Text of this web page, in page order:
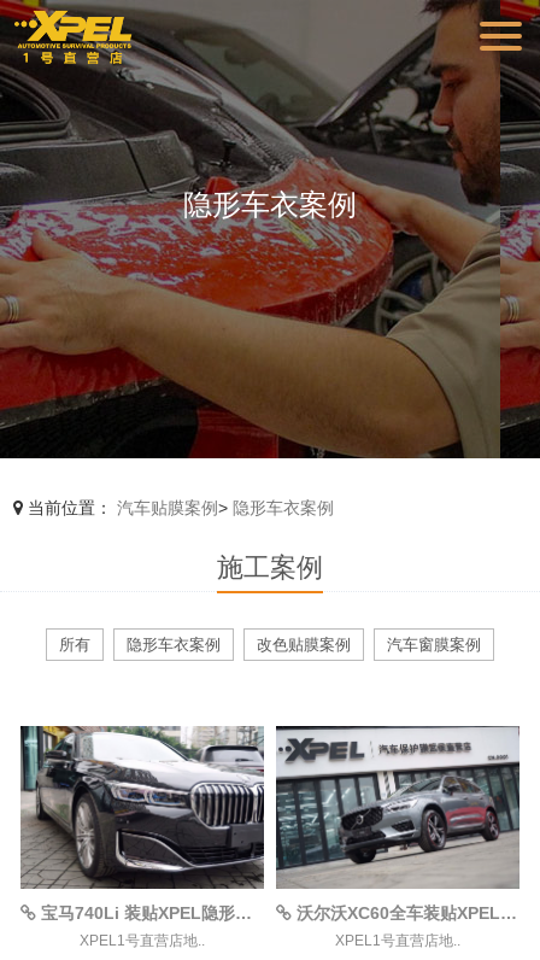
隐形车衣案例
当前位置：汽车贴膜案例> 隐形车衣案例
施工案例
所有 隐形车衣案例 改色贴膜案例 汽车窗膜案例
宝马740Li 装贴XPEL隐形车衣案例
XPEL1号直营店地..
沃尔沃XC60全车装贴XPEL-ARES漆面保护膜案例
XPEL1号直营店地..